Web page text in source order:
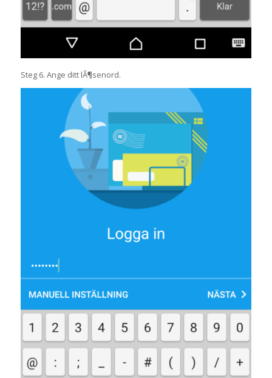
Steg 6. Ange ditt lÃ¶senord.